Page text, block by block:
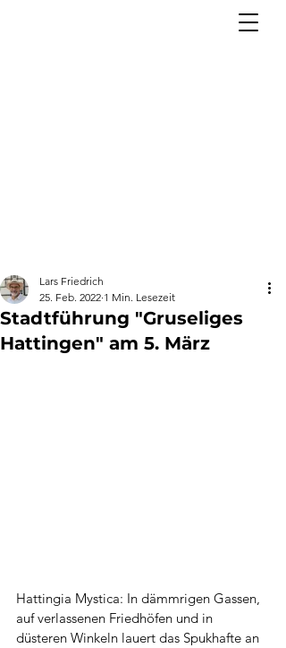
Stadtführung "Gruseliges
Hattingen" am 5. März
Lars Friedrich
25. Feb. 2022 1 Min. Lesezeit
Hattingia Mystica: In dämmrigen Gassen,
auf verlassenen Friedhöfen und in
düsteren Winkeln lauert das Spukhafte an